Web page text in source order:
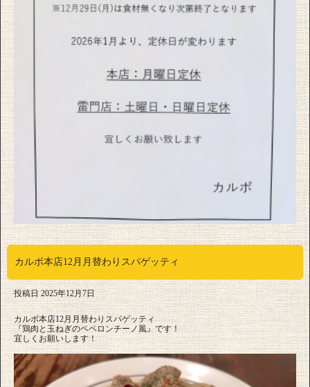
カルボ本店12月月替わりスパゲッティ
投稿日 2025年12月7日
カルボ本店12月月替わりスパゲッティ
『鶏肉と玉ねぎのペペロンチーノ風』です！
宜しくお願いします！